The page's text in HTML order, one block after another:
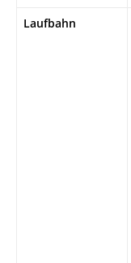
Laufbahn